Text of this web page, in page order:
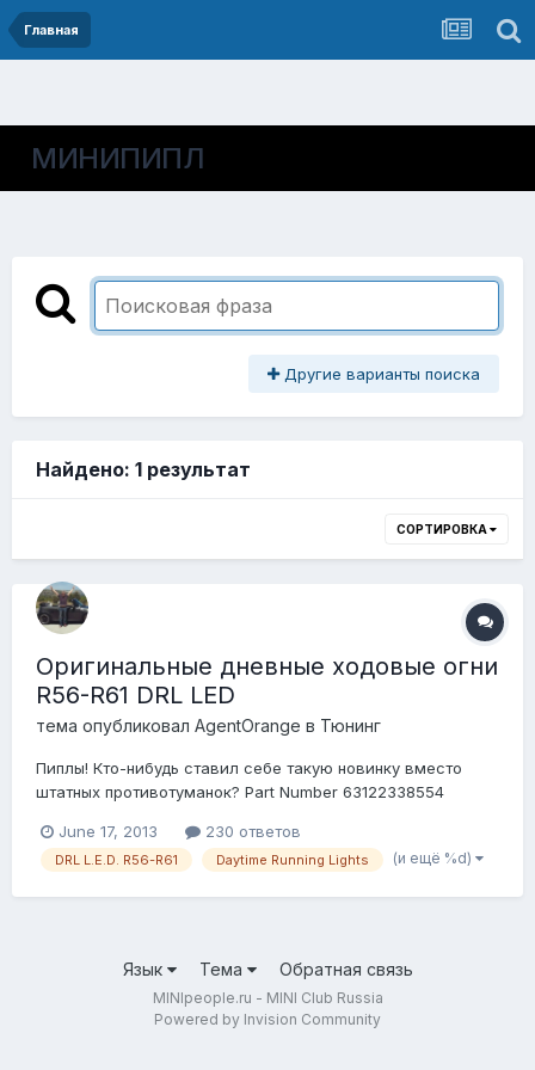
Главная
МИНИПИПЛ
Другие варианты поиска
Найдено: 1 результат
СОРТИРОВКА
Оригинальные дневные ходовые огни
R56-R61 DRL LED
тема опубликовал AgentOrange в Тюнинг
Пиплы! Кто-нибудь ставил себе такую новинку вместо
штатных противотуманок? Part Number 63122338554
http://www.minigenui..._2_338_554.html http://www.bmw-
kirsc...ED-R55-R61.html http://www.totalmini...-foglights.html
June 17, 2013 230 ответов
DRL L.E.D. R56-R61 Daytime Running Lights (и ещё %d)
Язык Тема Обратная связь
MINIpeople.ru - MINI Club Russia
Powered by Invision Community